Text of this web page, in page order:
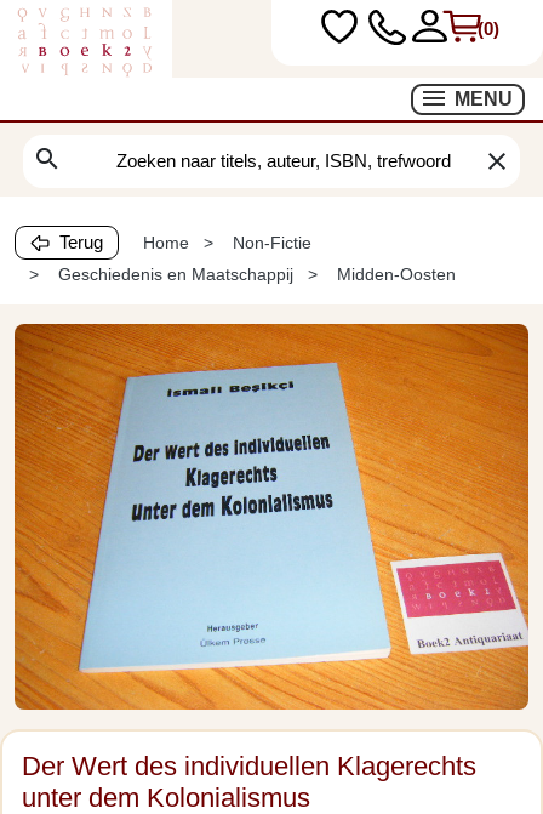
(0)
MENU
search clear
Terug Home
Non-Fictie
Geschiedenis en Maatschappij
Midden-Oosten
Der Wert des individuellen Klagerechts
unter dem Kolonialismus